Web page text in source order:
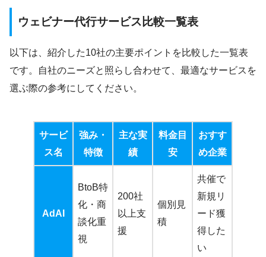
ウェビナー代行サービス比較一覧表
以下は、紹介した10社の主要ポイントを比較した一覧表
です。自社のニーズと照らし合わせて、最適なサービスを
選ぶ際の参考にしてください。
サービ
ス名
強み・
特徴
主な実
績
料金目
安
おすす
め企業
AdAI
BtoB特
化・商
談化重
視
200社
以上支
援
個別見
積
共催で
新規リ
ード獲
得した
い